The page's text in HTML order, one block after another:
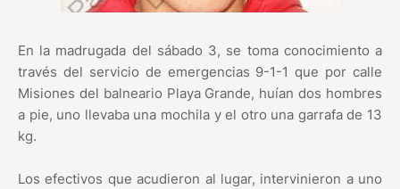
En la madrugada del sábado 3, se toma conocimiento a
través del servicio de emergencias 9-1-1 que por calle
Misiones del balneario Playa Grande, huían dos hombres
a pie, uno llevaba una mochila y el otro una garrafa de 13
kg.
Los efectivos que acudieron al lugar, intervinieron a uno